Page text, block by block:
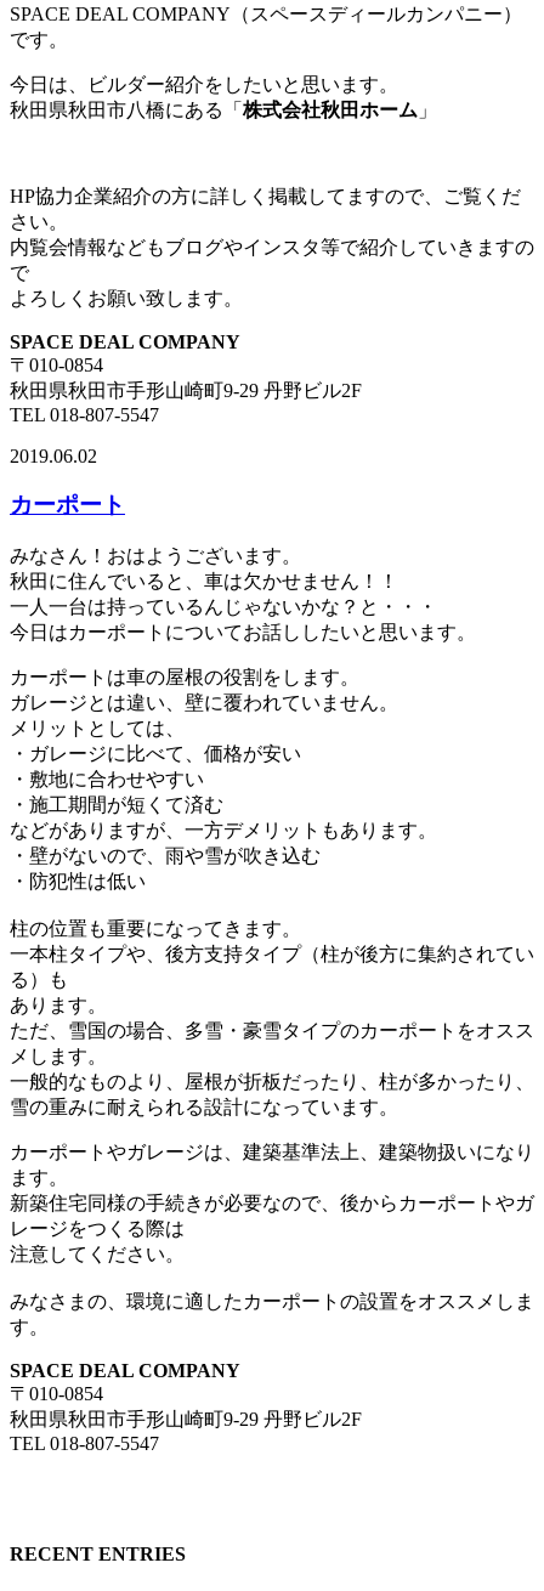
SPACE DEAL COMPANY（スペースディールカンパニー）
です。
今日は、ビルダー紹介をしたいと思います。
秋田県秋田市八橋にある「 株式会社秋田ホーム 」
HP協力企業紹介の方に詳しく掲載してますので、ご覧くだ
さい。
内覧会情報などもブログやインスタ等で紹介していきますの
で
よろしくお願い致します。
SPACE DEAL COMPANY
〒010-0854
秋田県秋田市手形山崎町9-29 丹野ビル2F
TEL 018-807-5547
2019.06.02
カーポート
みなさん！おはようございます。
秋田に住んでいると、車は欠かせません！！
一人一台は持っているんじゃないかな？と・・・
今日はカーポートについてお話ししたいと思います。
カーポートは車の屋根の役割をします。
ガレージとは違い、壁に覆われていません。
メリットとしては、
・ガレージに比べて、価格が安い
・敷地に合わせやすい
・施工期間が短くて済む
などがありますが、一方デメリットもあります。
・壁がないので、雨や雪が吹き込む
・防犯性は低い
柱の位置も重要になってきます。
一本柱タイプや、後方支持タイプ（柱が後方に集約されてい
る）も
あります。
ただ、雪国の場合、多雪・豪雪タイプのカーポートをオスス
メします。
一般的なものより、屋根が折板だったり、柱が多かったり、
雪の重みに耐えられる設計になっています。
カーポートやガレージは、建築基準法上、建築物扱いになり
ます。
新築住宅同様の手続きが必要なので、後からカーポートやガ
レージをつくる際は
注意してください。
みなさまの、環境に適したカーポートの設置をオススメしま
す。
SPACE DEAL COMPANY
〒010-0854
秋田県秋田市手形山崎町9-29 丹野ビル2F
TEL 018-807-5547
RECENT ENTRIES